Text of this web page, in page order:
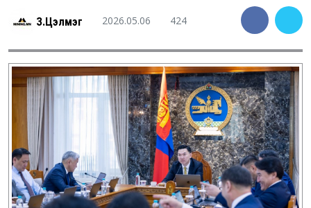
З.Цэлмэг 2026.05.06 424